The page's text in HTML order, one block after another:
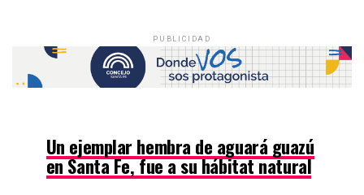
— Guille Alvarez (@guillermojalvar)
December 2, 2022
PUBLICIDAD
Un ejemplar hembra de aguará guazú
en Santa Fe, fue a su hábitat natural